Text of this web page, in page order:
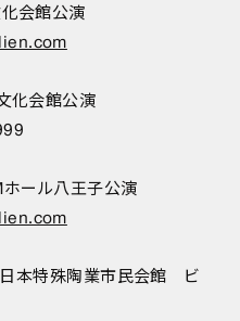
会館公演
化会館公演
ール八王子公演
本特殊陶業市民会館 ビ